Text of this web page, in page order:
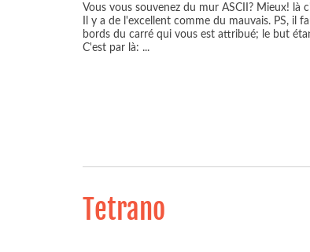
Vous vous souvenez du mur ASCII? Mieux! là
Il y a de l'excellent comme du mauvais. PS, il
bords du carré qui vous est attribué; le but
C'est par là: ...
Tetrano